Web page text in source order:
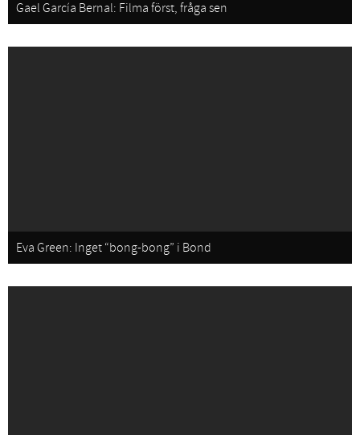
Gael García Bernal: Filma först, fråga sen
Eva Green: Inget “bong-bong” i Bond